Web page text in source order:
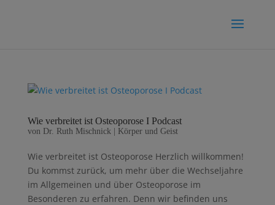
Wie verbreitet ist Osteoporose I Podcast
von Dr. Ruth Mischnick| Körper und Geist
Wie verbreitet ist Osteoporose Herzlich willkommen!
Du kommst zurück, um mehr über die Wechseljahre
im Allgemeinen und über Osteoporose im
Besonderen zu erfahren. Denn wir befinden uns